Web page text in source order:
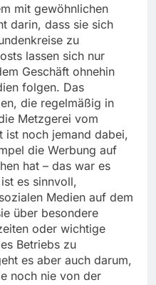
mit gewöhnlichen
darin, dass sie sich
zu
lassen sich nur
Geschäft ohnehin
folgen. Das
die regelmäßig in
Metzgerei vom
ist noch jemand dabei,
die Werbung auf
hat – das war es
es sinnvoll,
Medien auf dem
über besondere
oder wichtige
Betriebs zu
es aber auch darum,
noch nie von der